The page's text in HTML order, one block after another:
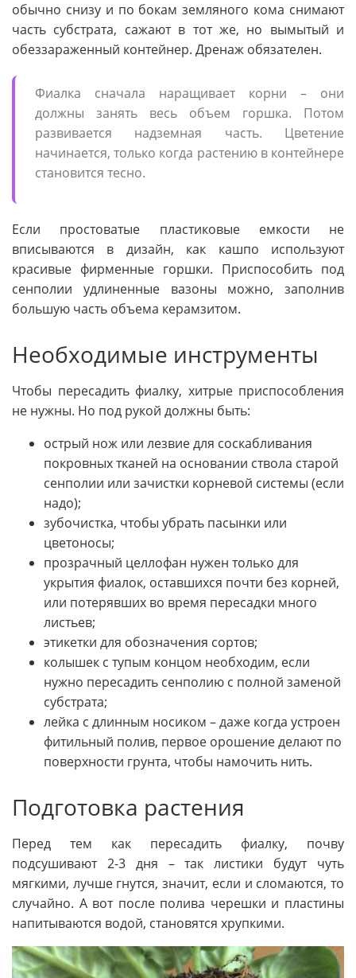
обычно снизу и по бокам земляного кома снимают
часть субстрата, сажают в тот же, но вымытый и
обеззараженный контейнер. Дренаж обязателен.
Фиалка сначала наращивает корни – они
должны занять весь объем горшка. Потом
развивается надземная часть. Цветение
начинается, только когда растению в контейнере
становится тесно.
Если простоватые пластиковые емкости не
вписываются в дизайн, как кашпо используют
красивые фирменные горшки. Приспособить под
сенполии удлиненные вазоны можно, заполнив
большую часть объема керамзитом.
Необходимые инструменты
Чтобы пересадить фиалку, хитрые приспособления
не нужны. Но под рукой должны быть:
острый нож или лезвие для соскабливания
покровных тканей на основании ствола старой
сенполии или зачистки корневой системы (если
надо);
зубочистка, чтобы убрать пасынки или
цветоносы;
прозрачный целлофан нужен только для
укрытия фиалок, оставшихся почти без корней,
или потерявших во время пересадки много
листьев;
этикетки для обозначения сортов;
колышек с тупым концом необходим, если
нужно пересадить сенполию с полной заменой
субстрата;
лейка с длинным носиком – даже когда устроен
фитильный полив, первое орошение делают по
поверхности грунта, чтобы намочить нить.
Подготовка растения
Перед тем как пересадить фиалку, почву
подсушивают 2-3 дня – так листики будут чуть
мягкими, лучше гнутся, значит, если и сломаются, то
случайно. А вот после полива черешки и пластины
напитываются водой, становятся хрупкими.